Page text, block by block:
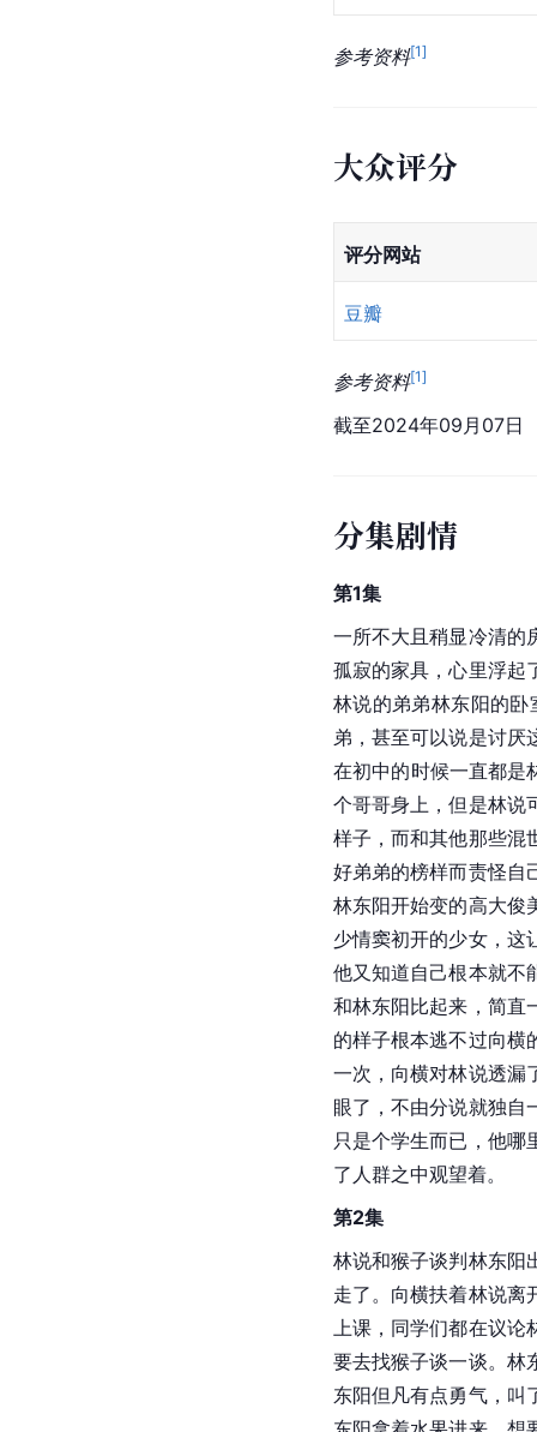
参考资料[1]
大众评分
评分网站
豆瓣
参考资料[1]
截至2024年09月07日
分集剧情
第1集
一所不大且稍显冷清的
孤寂的家具，心里浮起
林说的弟弟林东阳的
弟，甚至可以说是讨厌
在初中的时候一直都是
个哥哥身上，但是林说
样子，而和其他那些混
好弟弟的榜样而责怪自
林东阳开始变的高大俊
少情窦初开的少女，这
他又知道自己根本就不
和林东阳比起来，简直
的样子根本逃不过向横
一次，向横对林说透漏
眼了，不由分说就独自
只是个学生而已，他哪
了人群之中观望着。
第2集
林说和猴子谈判林东阳
走了。向横扶着林说离
上课，同学们都在议论
要去找猴子谈一谈。林
东阳但凡有点勇气，叫